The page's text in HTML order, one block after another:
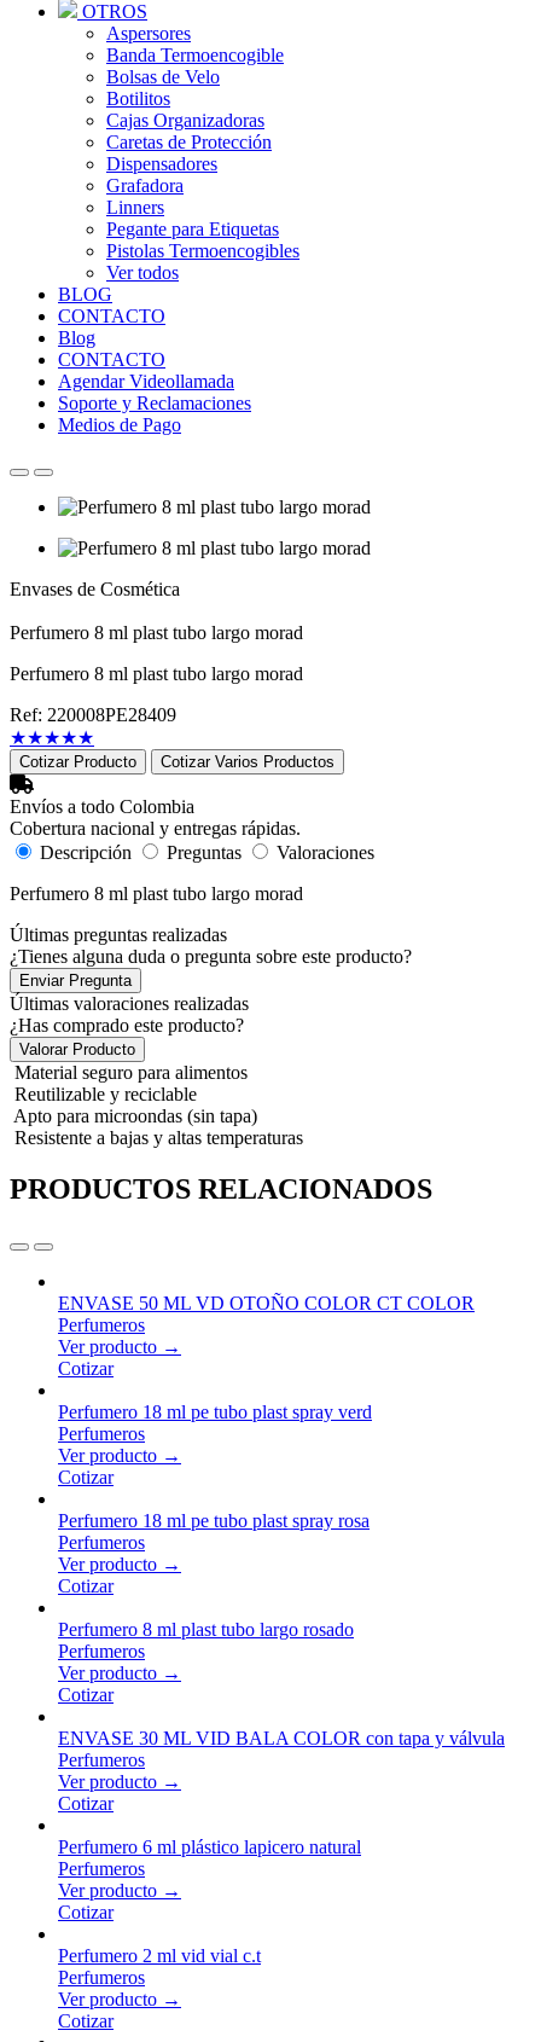
OTROS
Aspersores
Banda Termoencogible
Bolsas de Velo
Botilitos
Cajas Organizadoras
Caretas de Protección
Dispensadores
Grafadora
Linners
Pegante para Etiquetas
Pistolas Termoencogibles
Ver todos
BLOG
CONTACTO
Blog
CONTACTO
Agendar Videollamada
Soporte y Reclamaciones
Medios de Pago
Envases de Cosmética
Perfumero 8 ml plast tubo largo morad
Perfumero 8 ml plast tubo largo morad
Ref: 220008PE28409
★★★★★
Cotizar Producto Cotizar Varios Productos
Envíos a todo Colombia
Cobertura nacional y entregas rápidas.
Descripción
Preguntas
Valoraciones
Perfumero 8 ml plast tubo largo morad
Últimas preguntas realizadas
¿Tienes alguna duda o pregunta sobre este producto?
Enviar Pregunta
Últimas valoraciones realizadas
¿Has comprado este producto?
Valorar Producto
Material seguro para alimentos
Reutilizable y reciclable
Apto para microondas (sin tapa)
Resistente a bajas y altas temperaturas
PRODUCTOS RELACIONADOS
ENVASE 50 ML VD OTOÑO COLOR CT COLOR
Perfumeros
Ver producto →
Cotizar
Perfumero 18 ml pe tubo plast spray verd
Perfumeros
Ver producto →
Cotizar
Perfumero 18 ml pe tubo plast spray rosa
Perfumeros
Ver producto →
Cotizar
Perfumero 8 ml plast tubo largo rosado
Perfumeros
Ver producto →
Cotizar
ENVASE 30 ML VID BALA COLOR con tapa y válvula
Perfumeros
Ver producto →
Cotizar
Perfumero 6 ml plástico lapicero natural
Perfumeros
Ver producto →
Cotizar
Perfumero 2 ml vid vial c.t
Perfumeros
Ver producto →
Cotizar